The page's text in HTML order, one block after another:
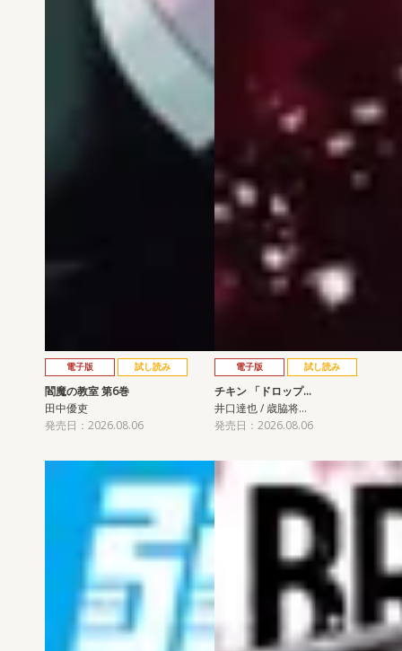
電子版 試し読み
閻魔の教室 第6巻
田中優吏
発売日：2026.08.06
電子版 試し読み
チキン 「ドロップ…
井口達也 / 歳脇将…
発売日：2026.08.06